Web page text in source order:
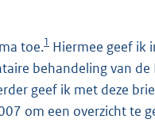
toe.1 Hiermee geef ik
behandeling van
geef ik met deze
om een overzicht te